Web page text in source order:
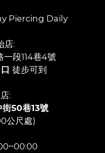
Piercing Daily
店:
段114巷4號
徒步可到
:
街50巷13號
公尺處)